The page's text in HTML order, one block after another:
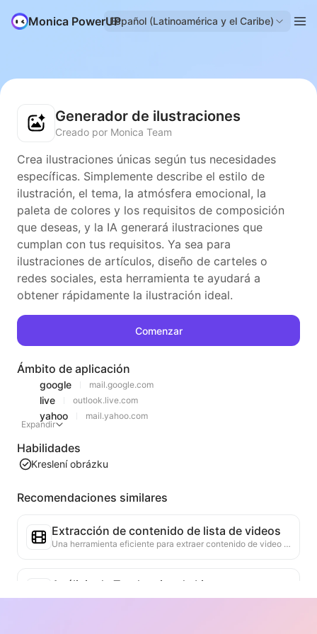
Monica PowerUPEspañol (Latinoamérica y el Caribe)
Generador de ilustraciones
Creado por Monica Team
Crea ilustraciones únicas según tus necesidades
específicas. Simplemente describe el estilo de
ilustración, el tema, la atmósfera emocional, la
paleta de colores y los requisitos de composición
que deseas, y la IA generará ilustraciones que
cumplan con tus requisitos. Ya sea para
ilustraciones de artículos, diseño de carteles o
redes sociales, esta herramienta te ayudará a
obtener rápidamente la ilustración ideal.
Comenzar
Ámbito de aplicación
google mail.google.com
live outlook.live.com
yahoo
mail.yahoo.com
Expandir
Habilidades
Kreslení obrázku
Recomendaciones similares
Extracción de contenido de lista de videos
Una herramienta eficiente para extraer contenido de video de páginas web, capaz de escanear rápidamente las páginas y organizar la información del video en una tabla estructurada en Markdown.
Análisis de Tendencias de Listas
Analiza los datos de las listas actuales de la página, generando informes de tendencias. Identifica categorías populares, tipos de productos en rápido ascenso y tecnologías emergentes. Proporciona información de mercado instantánea para ayudarte a comprender las últimas tendencias de productos y movimientos del mercado.